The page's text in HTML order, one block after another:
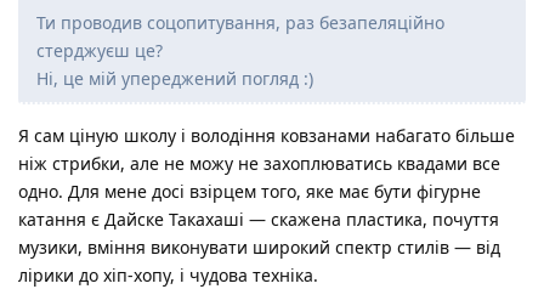
Ти проводив соцопитування, раз безапеляційно
стерджуєш це?
Ні, це мій упереджений погляд :)
Я сам ціную школу і володіння ковзанами набагато більше
ніж стрибки, але не можу не захоплюватись квадами все
одно. Для мене досі взірцем того, яке має бути фігурне
катання є Дайске Такахаші — скажена пластика, почуття
музики, вміння виконувати широкий спектр стилів — від
лірики до хіп-хопу, і чудова техніка.